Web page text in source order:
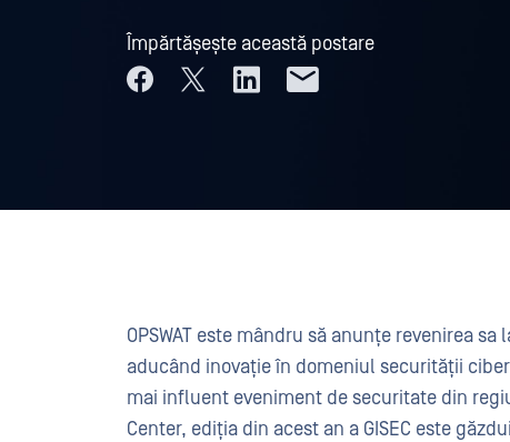
Împărtășește această postare
OPSWAT este mândru să anunțe revenirea
aducând inovație în domeniul securității
mai influent eveniment de securitate din
Center, ediția din acest an a GISEC este